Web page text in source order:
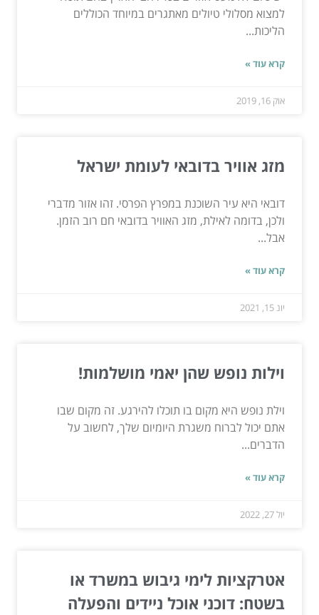
למצוא מסלולי טיולים מאתגרים במיוחד הכוללים
הליכות...
קרא עוד »
אוק 16, 2019
מזג אוויר בדובאי לעומת ישראל
דובאי היא עיר השוכנת במפרץ הפרסי. זהו אזור מדברי
ולכן, בדומה לאילת, מזג האוויר בדובאי חם רוב הזמן.
אבל...
קרא עוד »
יונ 15, 2021
וילות נופש שהן יאמי מושלמות!
וילת נופש היא מקום בו תוכלו להירגע. זה מקום שבו
אתם יכול לברוח משגרת היומיום שלך, לחשוב על
הדברים...
קרא עוד »
יול 27, 2022
אטרקציות לימי גיבוש במשרד או
בשטח: דוכני אוכל ניידים והפעלה